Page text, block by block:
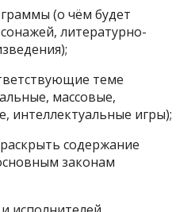
(о чём будет
литературно-
теме
массовые,
интеллектуальные игры);
содержание
законам